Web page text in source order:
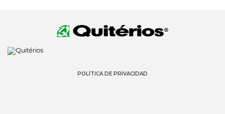
POLÍTICA DE PRIVACIDAD